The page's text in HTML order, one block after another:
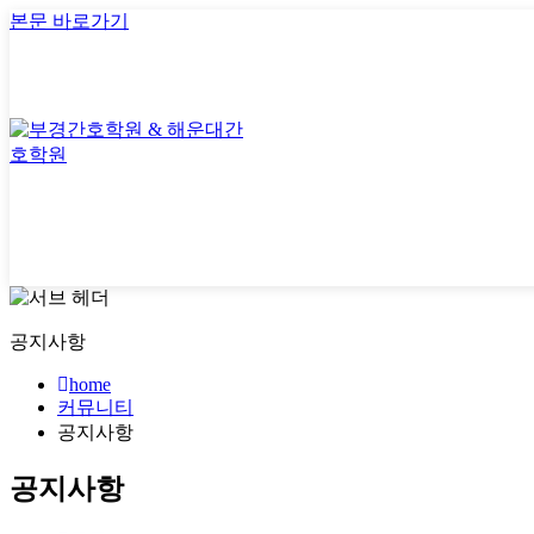
본문 바로가기
공지사항
home
커뮤니티
공지사항
공지사항